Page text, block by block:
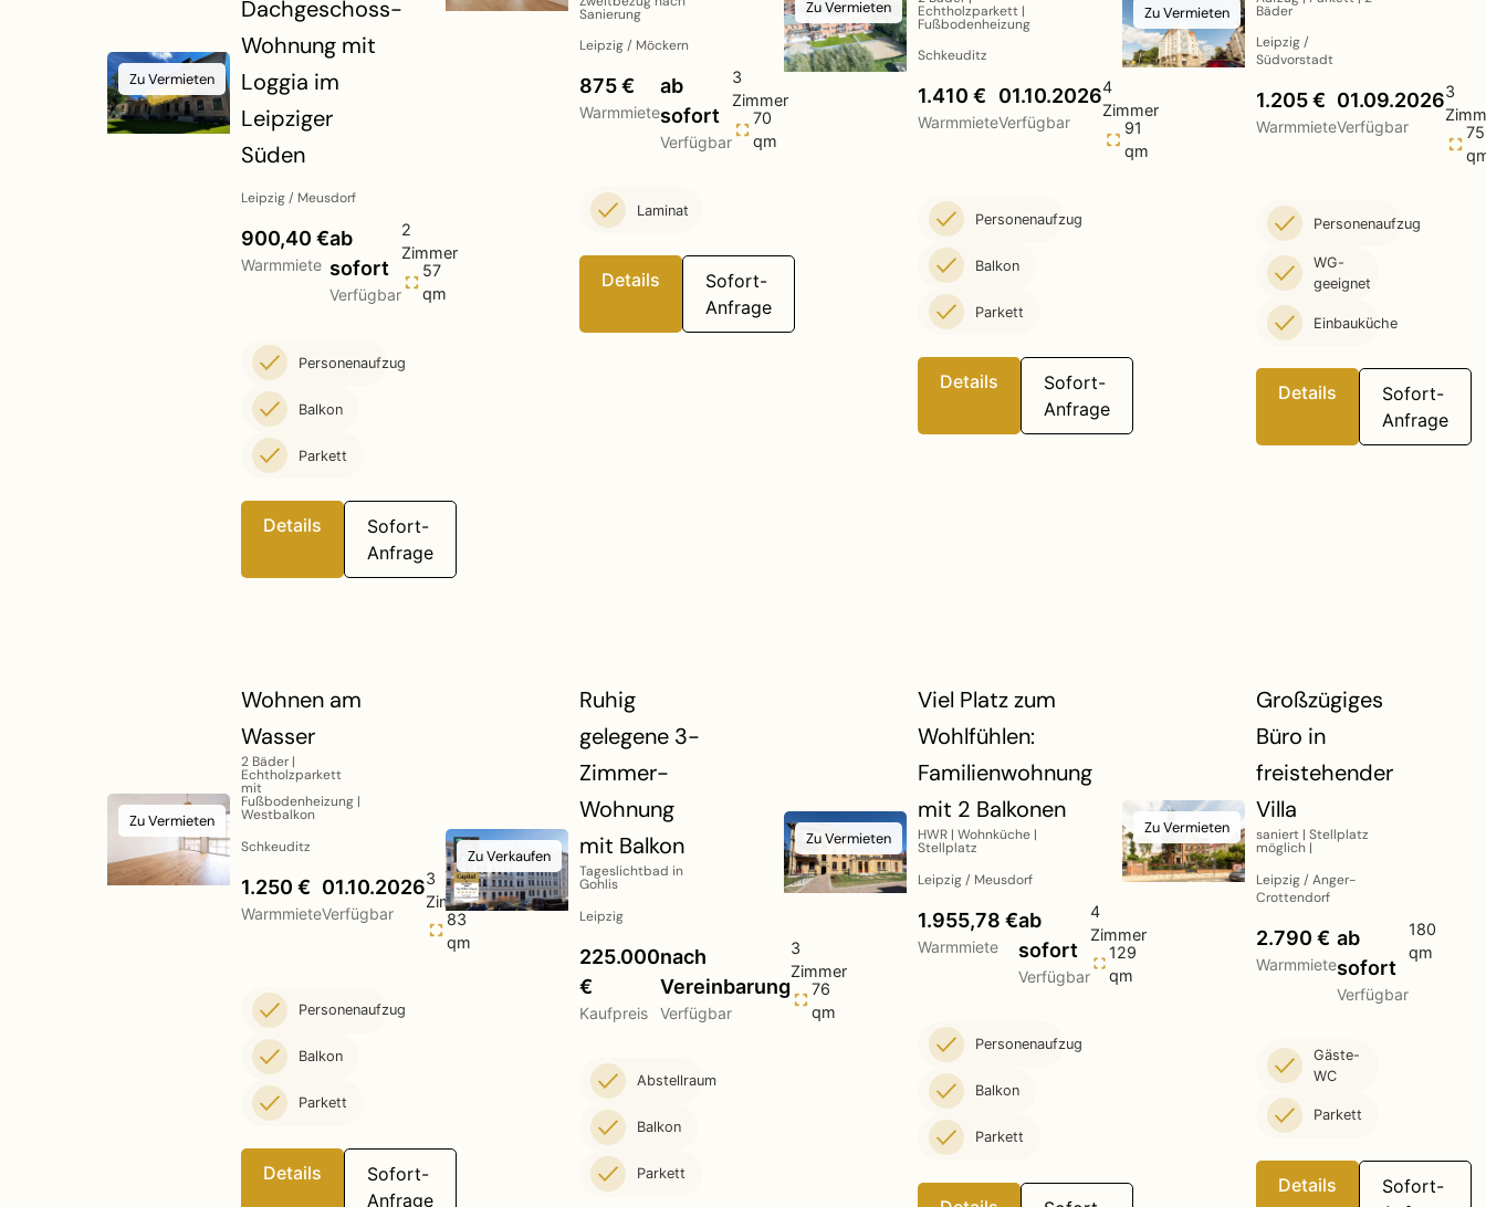
Zu Vermieten
Dachgeschoss-
Wohnung mit
Loggia im
Leipziger
Süden
Leipzig / Meusdorf
900,40 €
Warmmiete
ab
sofort
Verfügbar
2
Zimmer
57
qm
Personenaufzug
Balkon
Parkett
Details
Sofort-
Anfrage
Sanierung
Leipzig / Möckern
875 €
Warmmiete
ab
sofort
Verfügbar
3
Zimmer
70
qm
Laminat
Details
Sofort-
Anfrage
Zu Vermieten Echtholzparkett |
Fußbodenheizung
Schkeuditz
1.410 €
Warmmiete
01.10.2026
Verfügbar
4
Zimmer
91
qm
Personenaufzug
Balkon
Parkett
Details
Sofort-
Anfrage
Zu Vermieten
Bäder
Leipzig /
Südvorstadt
1.205 €
Warmmiete
01.09.2026
Verfügbar
3
75
Personenaufzug
WG-
geeignet
Einbauküche
Details
Sofort-
Anfrage
Zu Vermieten
Wohnen am
Wasser
2 Bäder |
Echtholzparkett
mit
Fußbodenheizung |
Westbalkon
Schkeuditz
1.250 €
Warmmiete
01.10.2026
Verfügbar
3
Zimmer
83
qm
Personenaufzug
Balkon
Parkett
Details
Sofort-
Anfrage
Zu Verkaufen
Ruhig
gelegene 3-
Zimmer-
Wohnung
mit Balkon
Tageslichtbad in
Gohlis
Leipzig
225.000
€
Kaufpreis
nach
Vereinbarung
Verfügbar
3
Zimmer
76
qm
Abstellraum
Balkon
Parkett
Zu Vermieten
Viel Platz zum
Wohlfühlen:
Familienwohnung
mit 2 Balkonen
HWR | Wohnküche |
Stellplatz
Leipzig / Meusdorf
1.955,78 €
Warmmiete
ab
sofort
Verfügbar
4
Zimmer
129
qm
Personenaufzug
Balkon
Parkett
Zu Vermieten
Großzügiges
Büro in
freistehender
Villa
saniert | Stellplatz
möglich |
Leipzig / Anger-
Crottendorf
2.790 €
Warmmiete
ab
sofort
Verfügbar
180
qm
Gäste-
WC
Parkett
Details
Sofort-